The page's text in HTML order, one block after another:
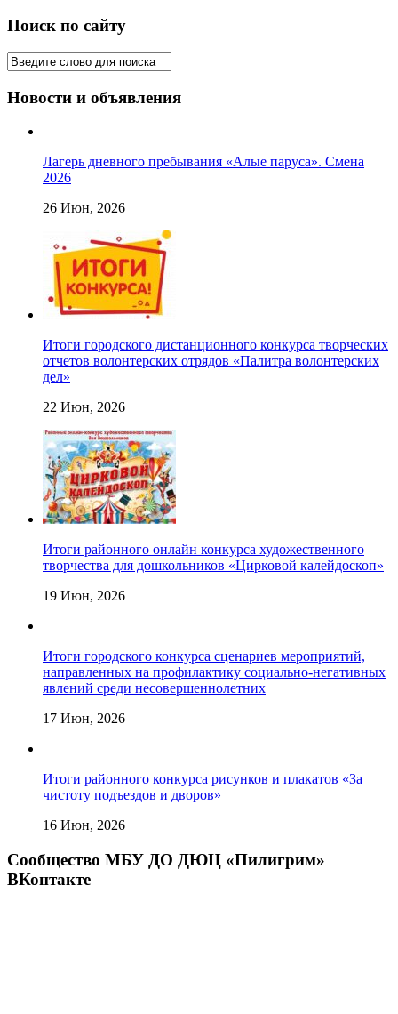
Поиск по сайту
Новости и объявления
Лагерь дневного пребывания «Алые паруса». Смена
2026
26 Июн, 2026
Итоги городского дистанционного конкурса творческих
отчетов волонтерских отрядов «Палитра волонтерских
дел»
22 Июн, 2026
Итоги районного онлайн конкурса художественного
творчества для дошкольников «Цирковой калейдоскоп»
19 Июн, 2026
Итоги городского конкурса сценариев мероприятий,
направленных на профилактику социально-негативных
явлений среди несовершеннолетних
17 Июн, 2026
Итоги районного конкурса рисунков и плакатов «За
чистоту подъездов и дворов»
16 Июн, 2026
Сообщество МБУ ДО ДЮЦ «Пилигрим»
ВКонтакте